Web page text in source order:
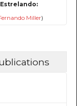
Estrelando:
Miller)